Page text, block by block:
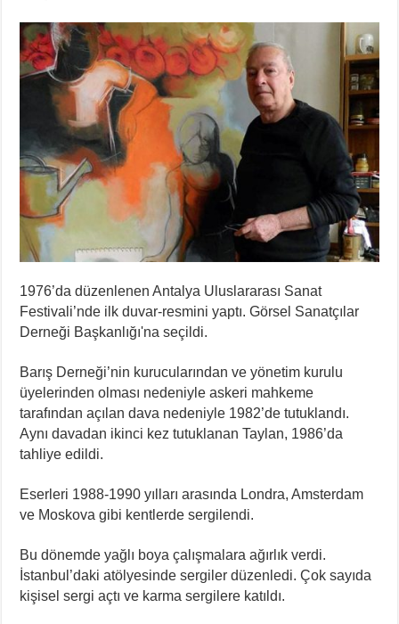
1976’da düzenlenen Antalya Uluslararası Sanat
Festivali’nde ilk duvar-resmini yaptı. Görsel Sanatçılar
Derneği Başkanlığı'na seçildi.
Barış Derneği’nin kurucularından ve yönetim kurulu
üyelerinden olması nedeniyle askeri mahkeme
tarafından açılan dava nedeniyle 1982’de tutuklandı.
Aynı davadan ikinci kez tutuklanan Taylan, 1986’da
tahliye edildi.
Eserleri 1988-1990 yılları arasında Londra, Amsterdam
ve Moskova gibi kentlerde sergilendi.
Bu dönemde yağlı boya çalışmalara ağırlık verdi.
İstanbul’daki atölyesinde sergiler düzenledi. Çok sayıda
kişisel sergi açtı ve karma sergilere katıldı.